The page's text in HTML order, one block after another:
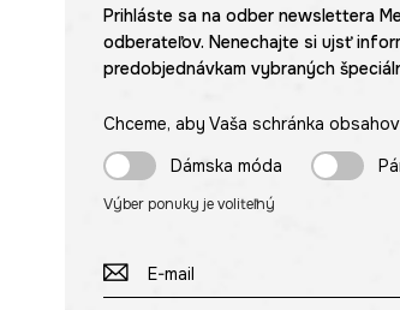
Prihláste sa na odber newslettera
odberateľov. Nenechajte si ujsť
predobjednávkam vybraných
Chceme, aby Vaša schránka
Dámska móda
Výber ponuky je voliteľný